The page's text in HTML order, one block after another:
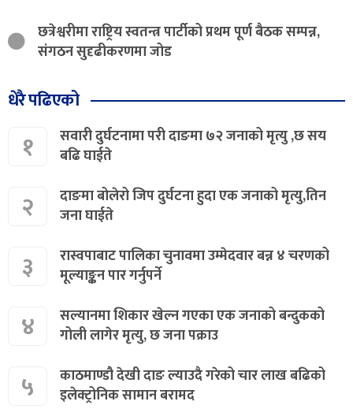
छत्रेश्वरीमा राष्ट्रिय स्वतन्त्र पार्टीको प्रथम पूर्ण बैठक सम्पन्न,
संगठन सुदृढीकरणमा जोड
धेरै पढिएको
१
सवारी दुर्घटनामा परी दाङमा ७२ जनाको मृत्यु ,छ सय
बढि घाईते
२
दाङमा बोलेरो जिप दुर्घटना हुदा एक जनाको मृत्यु,तिन
जना घाईते
३
रास्वपाबाट पालिका चुनावमा उम्मेदवार बन्न ४ चरणको
मूल्याङ्कन पार गर्नुपर्ने
४
सल्यानमा शिकार खेल्न गएका एक जनाको बन्दुकको
गोली लागेर मृत्यु, छ जना पक्राउ
५
काठमाण्डौ देखी दाङ ल्याउदै गरेको चार लाख बढिको
इलेक्ट्रोनिक सामान बरामद